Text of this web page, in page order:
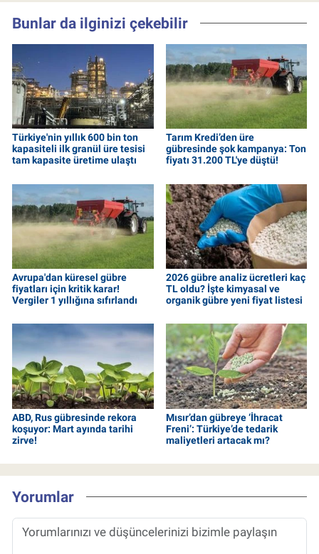
Bunlar da ilginizi çekebilir
Türkiye'nin yıllık 600 bin ton
kapasiteli ilk granül üre tesisi
tam kapasite üretime ulaştı
Tarım Kredi’den üre
gübresinde şok kampanya: Ton
fiyatı 31.200 TL'ye düştü!
Avrupa'dan küresel gübre
fiyatları için kritik karar!
Vergiler 1 yıllığına sıfırlandı
2026 gübre analiz ücretleri kaç
TL oldu? İşte kimyasal ve
organik gübre yeni fiyat listesi
ABD, Rus gübresinde rekora
koşuyor: Mart ayında tarihi
zirve!
Mısır’dan gübreye ‘İhracat
Freni’: Türkiye’de tedarik
maliyetleri artacak mı?
Yorumlar